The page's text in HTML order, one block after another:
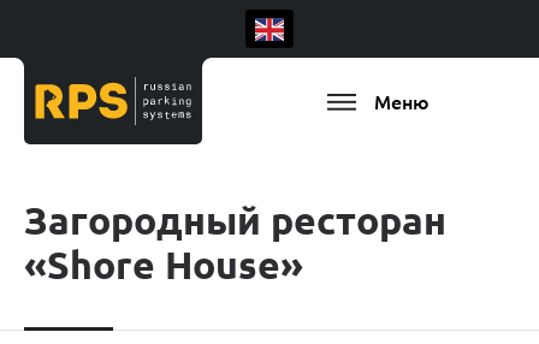
Меню
Загородный ресторан
«Shore House»